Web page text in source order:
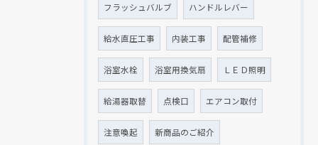
フラッシュバルブ ハンドルレバー
給水直圧工事 内装工事 配管補修
浴室水栓 浴室用換気扇 ＬＥＤ照明
給湯器取替 点検口 エアコン取付
注意喚起 新商品のご紹介